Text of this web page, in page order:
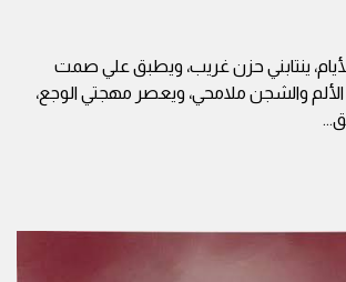
ينتابني حزن غريب، ويطبق علي صمت
والشجن ملامحي، ويعصر مهجتي الوجع،
...